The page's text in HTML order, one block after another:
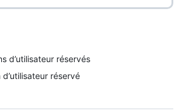
d’utilisateur réservés
réservé